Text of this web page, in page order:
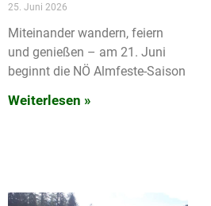
25. Juni 2026
Miteinander wandern, feiern
und genießen – am 21. Juni
beginnt die NÖ Almfeste-Saison
Weiterlesen »